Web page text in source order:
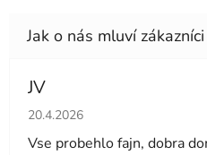
JV
Hodnocení obchodu je 5 z 5
20.4.2026
Vse probehlo fajn, dobra